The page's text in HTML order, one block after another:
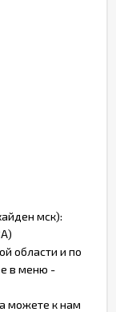
мск):
области и по
в меню -
можете к нам